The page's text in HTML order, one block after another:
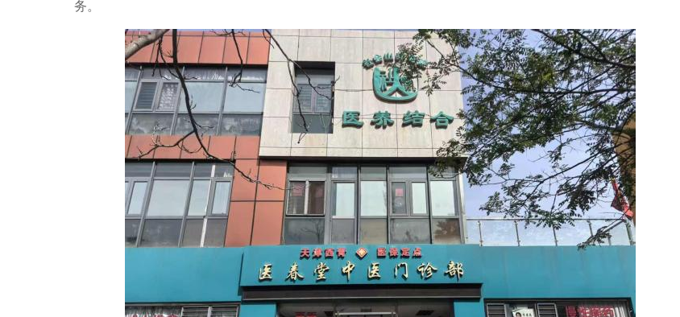
务。